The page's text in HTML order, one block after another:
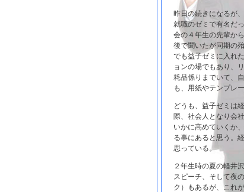
昨日の続きになるが
就職のゼミで有名だ
会の４年生の先輩か
後で聞いたが同期の
でも益子ゼミに入れ
ョンの場でもあり、
耗品係りまでいて、
も、用紙やテンプレ
どうも、益子ゼミは
際、社会人となり会
いかに高めていくか
る事にあると思う。
思っている。
２年生時の夏の軽井
スピーチ、そして夜
ク）もあるが、これ